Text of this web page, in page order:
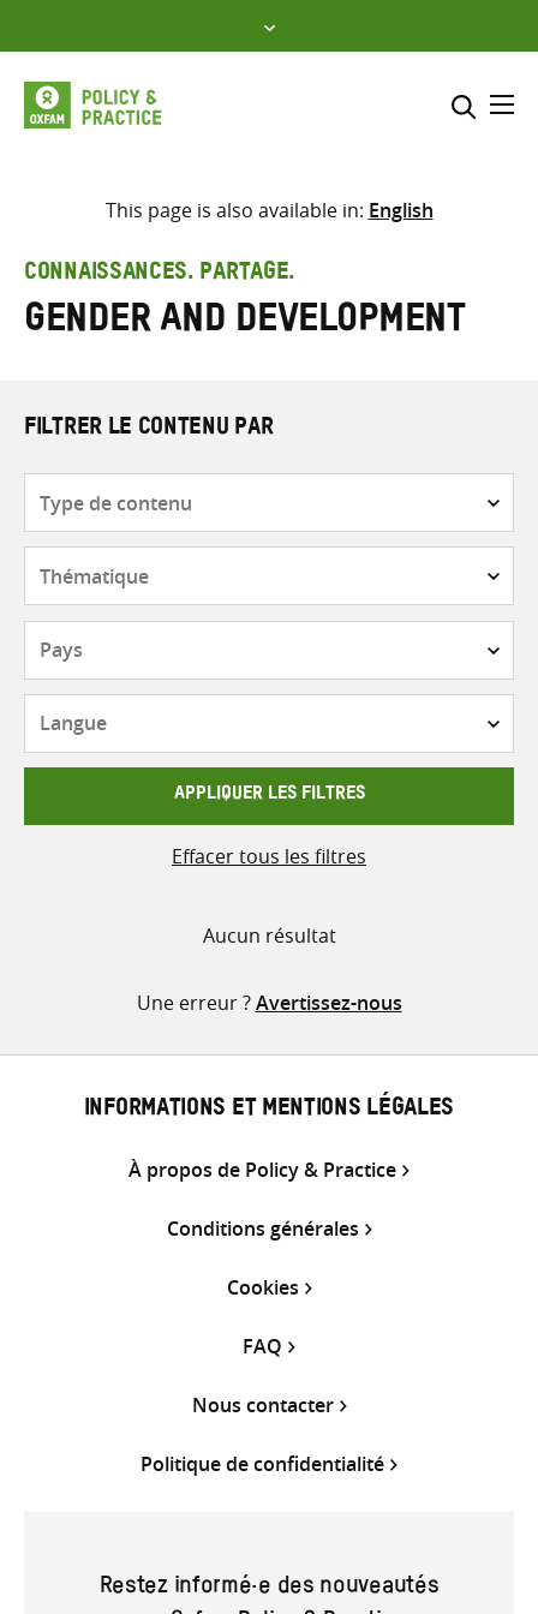
to
content
Sélectionner l’emplacement
Saisir
les
termes
This page is also available in: English
CONNAISSANCES. PARTAGE.
Gender and Development
FILTRER LE CONTENU PAR
contenu
APPLIQUER LES FILTRES
Effacer tous les filtres
Aucun résultat
Une erreur ?Avertissez-nous
INFORMATIONS ET MENTIONS LÉGALES
À propos de Policy & Practice
Conditions générales
Cookies
FAQ
Nous contacter
Politique de confidentialité
Restez informé·e des nouveautés